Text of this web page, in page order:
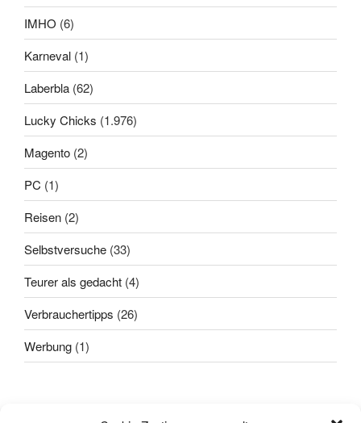
IMHO (6)
Karneval (1)
Laberbla (62)
Lucky Chicks (1.976)
Magento (2)
PC (1)
Reisen (2)
Selbstversuche (33)
Teurer als gedacht (4)
Verbrauchertipps (26)
Werbung (1)